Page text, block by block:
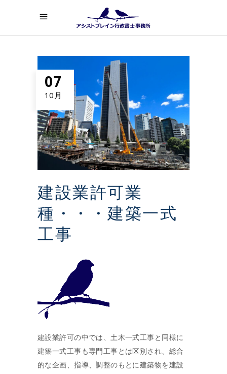
07
10月
建設業許可業
種・・・建築一式
工事
建設業許可の中では、土木一式工事と同様に
建築一式工事も専門工事とは区別され、総合
的な企画、指導、調整のもとに建築物を建設